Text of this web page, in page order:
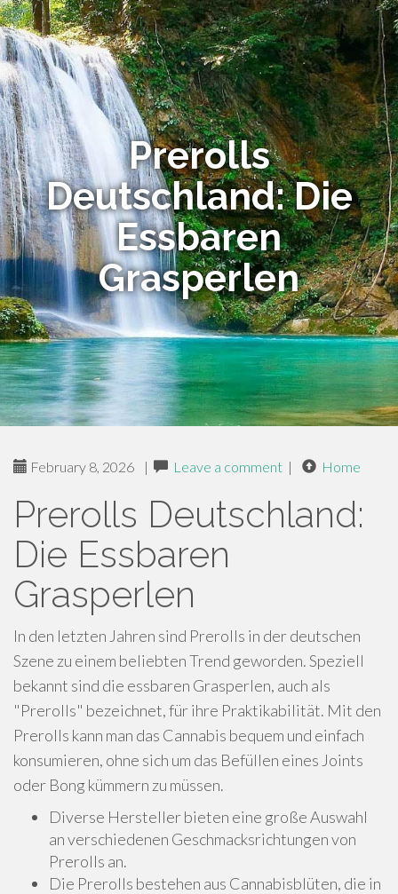
Prerolls
Deutschland: Die
Essbaren
Grasperlen
February 8, 2026 | Leave a comment | Home
Prerolls Deutschland:
Die Essbaren
Grasperlen
In den letzten Jahren sind Prerolls in der deutschen
Szene zu einem beliebten Trend geworden. Speziell
bekannt sind die essbaren Grasperlen, auch als
"Prerolls" bezeichnet, für ihre Praktikabilität. Mit den
Prerolls kann man das Cannabis bequem und einfach
konsumieren, ohne sich um das Befüllen eines Joints
oder Bong kümmern zu müssen.
Diverse Hersteller bieten eine große Auswahl
an verschiedenen Geschmacksrichtungen von
Prerolls an.
Die Prerolls bestehen aus Cannabisblüten, die in